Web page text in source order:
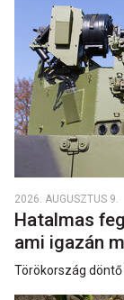
2026. AUGUSZTUS 9.
Hatalmas
ami igazán
Törökország